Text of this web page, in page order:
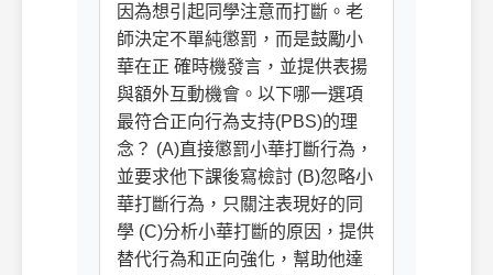
因為想引起同學注意而打斷。老
師決定不單純懲罰，而是鼓勵小
華在正 確時機發言，並提供表揚
與額外互動機會。以下哪一選項
最符合正向行為支持(PBS)的理
念？ (A)直接懲罰小華打斷行為，
並要求他下課後寫檢討 (B)忽略小
華打斷行為，只關注表現好的同
學 (C)分析小華打斷的原因，提供
替代行為和正向強化，幫助他達